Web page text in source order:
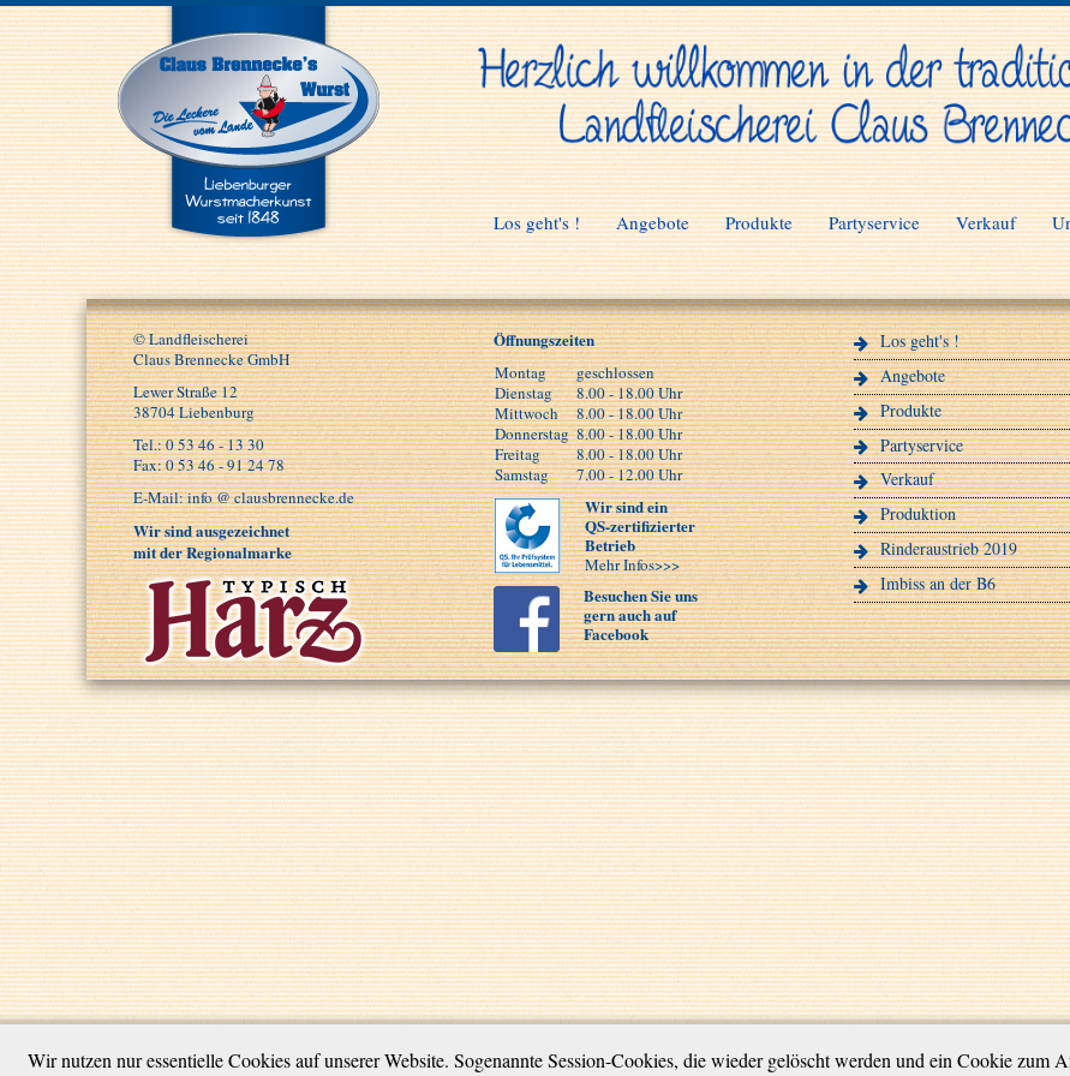
Los geht's ! Angebote Produkte Partyservice Verkauf
© Landfleischerei
Claus Brennecke GmbH
Lewer Straße 12
38704 Liebenburg
Tel.: 0 53 46 - 13 30
Fax: 0 53 46 - 91 24 78
E-Mail: info @ clausbrennecke.de
Wir sind ausgezeichnet
mit der Regionalmarke
Öffnungszeiten
Montag
geschlossen
Dienstag
8.00 - 18.00 Uhr
Mittwoch
8.00 - 18.00 Uhr
Donnerstag8.00 - 18.00 Uhr
Freitag
8.00 - 18.00 Uhr
Samstag
7.00 - 12.00 Uhr
Wir sind ein
QS-zertifizierter
Betrieb
Mehr Infos>>>
Besuchen Sie uns
gern auch auf
Facebook
Los geht's !
Angebote
Produkte
Partyservice
Verkauf
Produktion
Rinderaustrieb 2019
Imbiss an der B6
Wir nutzen nur essentielle Cookies auf unserer Website. Sogenannte Session-Cookies, die wieder gelöscht werden und ein Cookie zum